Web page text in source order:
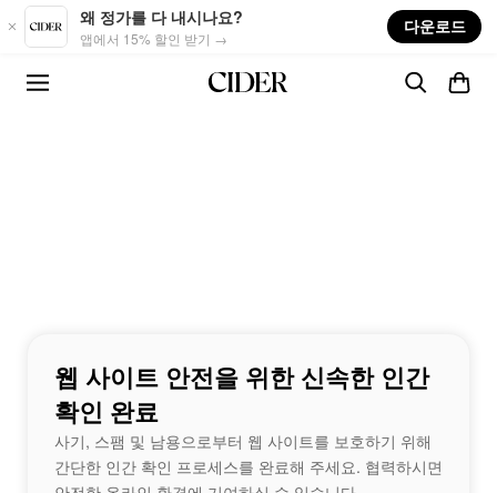
Skip to main content
왜 정가를 다 내시나요?
앱에서 15% 할인 받기 →
다운로드
웹 사이트 안전을 위한 신속한 인간
확인 완료
사기, 스팸 및 남용으로부터 웹 사이트를 보호하기 위해
간단한 인간 확인 프로세스를 완료해 주세요. 협력하시면